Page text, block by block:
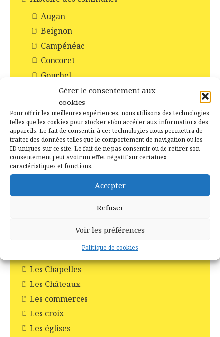
Gérer le consentement aux
cookies
Pour offrir les meilleures expériences, nous utilisons des technologies
telles que les cookies pour stocker et/ou accéder aux informations des
appareils. Le fait de consentir à ces technologies nous permettra de
traiter des données telles que le comportement de navigation ou les
ID uniques sur ce site. Le fait de ne pas consentir ou de retirer son
consentement peut avoir un effet négatif sur certaines
caractéristiques et fonctions.
Accepter
Refuser
Voir les préférences
Politique de cookies
Augan
Beignon
Campénéac
Concoret
Gourhel
Loyat
Monteneuf
Monterrein
Néant-sur-Yvel
Paimpont
Ploërmel
Saint-Malo-de-Beignon
Incendie en forêt de Brocéliande
Les Chapelles
Les Châteaux
Les commerces
Les croix
Les églises